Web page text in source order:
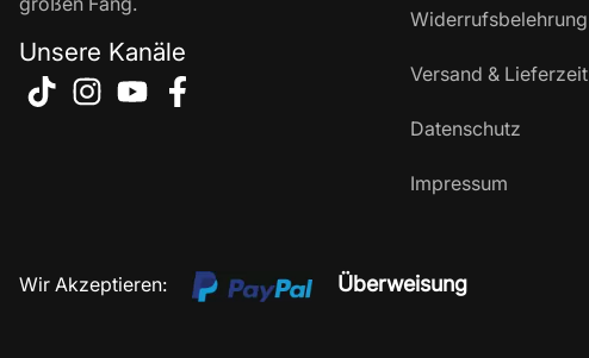
Unsere Kanäle
Widerrufsbelehrung
Versand & Lieferzeit
Datenschutz
Impressum
Wir Akzeptieren: Überweisung